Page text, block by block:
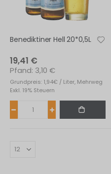
Benediktiner Hell 20*0,5L
19,41 €
Grundpreis: 1,94€ / Liter, Mehrweg
3,10 €
Exkl. 19% Steuern